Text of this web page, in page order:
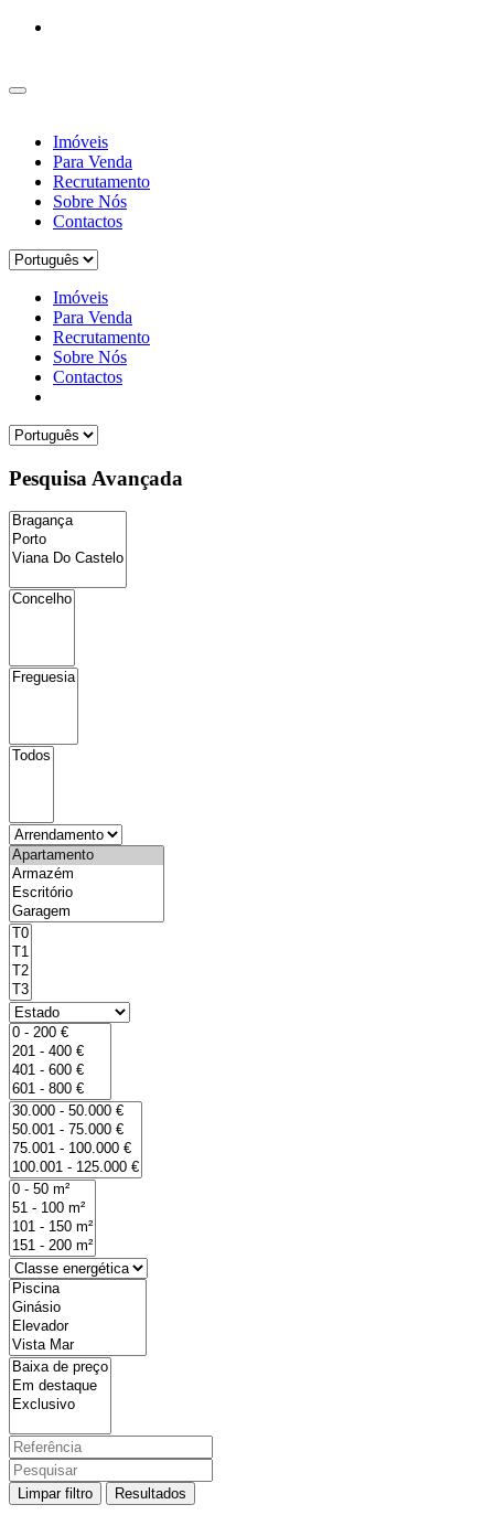
Imóveis
Para Venda
Recrutamento
Sobre Nós
Contactos
Imóveis
Para Venda
Recrutamento
Sobre Nós
Contactos
Pesquisa Avançada
Limpar filtro Resultados